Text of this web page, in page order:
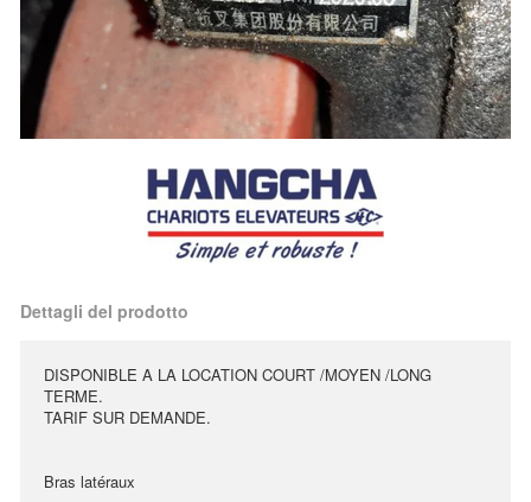
Dettagli del prodotto
DISPONIBLE A LA LOCATION COURT /MOYEN /LONG
TERME.
TARIF SUR DEMANDE.
Bras latéraux